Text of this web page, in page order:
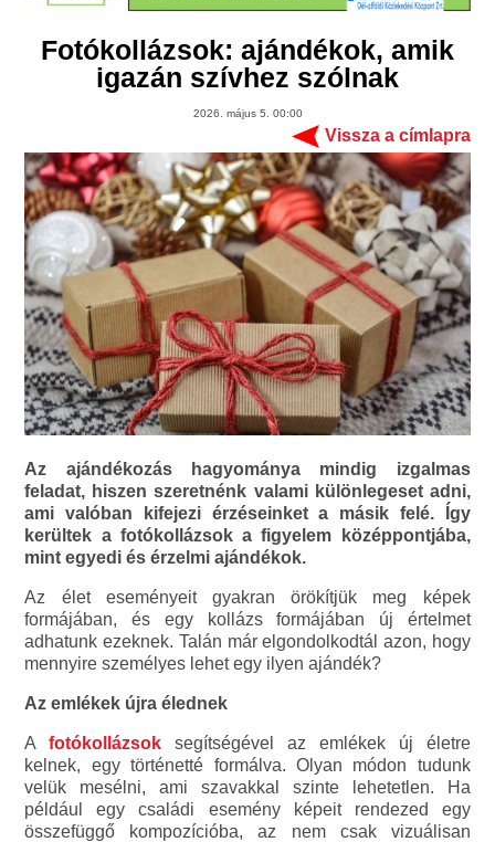
Fotókollázsok: ajándékok, amik
igazán szívhez szólnak
2026. május 5. 00:00
Vissza a címlapra
Az ajándékozás hagyománya mindig izgalmas
feladat, hiszen szeretnénk valami különlegeset adni,
ami valóban kifejezi érzéseinket a másik felé. Így
kerültek a fotókollázsok a figyelem középpontjába,
mint egyedi és érzelmi ajándékok.
Az élet eseményeit gyakran örökítjük meg képek
formájában, és egy kollázs formájában új értelmet
adhatunk ezeknek. Talán már elgondolkodtál azon, hogy
mennyire személyes lehet egy ilyen ajándék?
Az emlékek újra élednek
Afotókollázsok segítségével az emlékek új életre
kelnek, egy történetté formálva. Olyan módon tudunk
velük mesélni, ami szavakkal szinte lehetetlen. Ha
például egy családi esemény képeit rendezed egy
összefüggő kompozícióba, az nem csak vizuálisan